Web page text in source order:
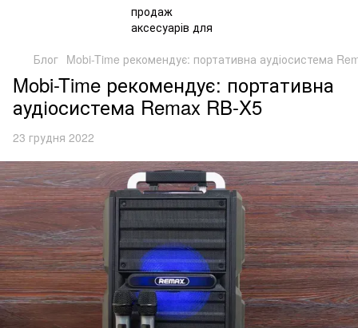
Блог Mobi-Time рекомендує: портативна аудіосистема
Mobi-Time рекомендує: портативна
аудіосистема Remax RB-X5
23 грудня 2022